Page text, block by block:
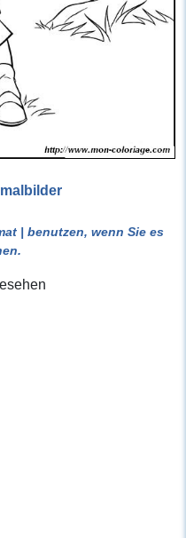
| benutzen, wenn Sie es